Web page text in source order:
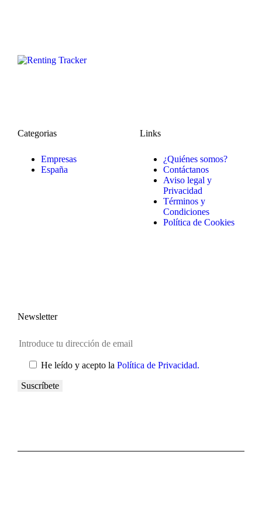
Categorias
Empresas
España
Links
¿Quiénes somos?
Contáctanos
Aviso legal y
Privacidad
Términos y
Condiciones
Política de Cookies
Newsletter
He leído y acepto la Política de Privacidad.